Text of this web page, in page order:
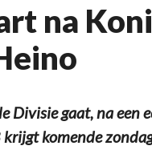
na
Divisie gaat, na
komende